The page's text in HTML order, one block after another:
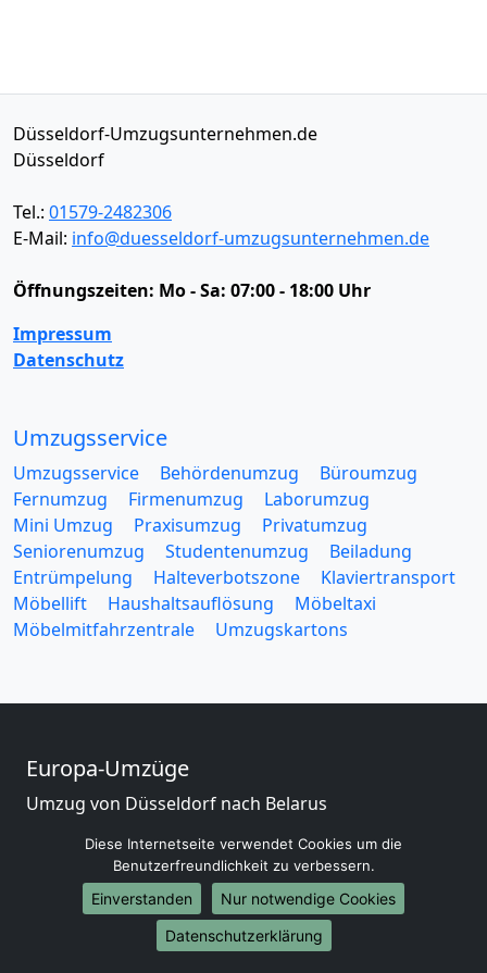
Düsseldorf-Umzugsunternehmen.de
Düsseldorf
Tel.: 01579-2482306
E-Mail: info@duesseldorf-umzugsunternehmen.de
Öffnungszeiten: Mo - Sa: 07:00 - 18:00 Uhr
Impressum
Datenschutz
Umzugsservice
Umzugsservice Behördenumzug
Büroumzug
Fernumzug
Firmenumzug
Laborumzug
Mini Umzug
Praxisumzug
Privatumzug
Seniorenumzug
Studentenumzug
Beiladung
Entrümpelung
Halteverbotszone
Klaviertransport
Möbellift
Haushaltsauflösung
Möbeltaxi
Möbelmitfahrzentrale
Umzugskartons
Europa-Umzüge
Umzug von Düsseldorf nach Belarus
Umzug von Düsseldorf nach Bulgarien
Umzug von Düsseldorf nach Dänemark
Umzug von Düsseldorf nach England
Umzug von Düsseldorf nach Portugal
Umzug von Düsseldorf nach Bosnien
Diese Internetseite verwendet Cookies um die
Benutzerfreundlichkeit zu verbessern.
Einverstanden
Nur notwendige Cookies
Datenschutzerklärung